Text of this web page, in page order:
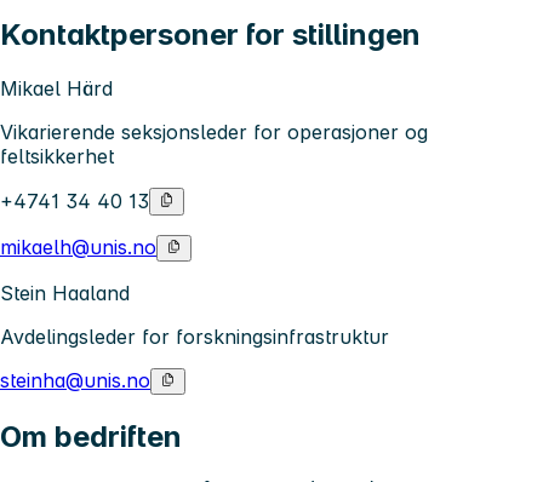
Kontaktpersoner for stillingen
Mikael Härd
Vikarierende seksjonsleder for operasjoner og
feltsikkerhet
+4741 34 40 13
mikaelh@unis.no
Stein Haaland
Avdelingsleder for forskningsinfrastruktur
steinha@unis.no
Om bedriften